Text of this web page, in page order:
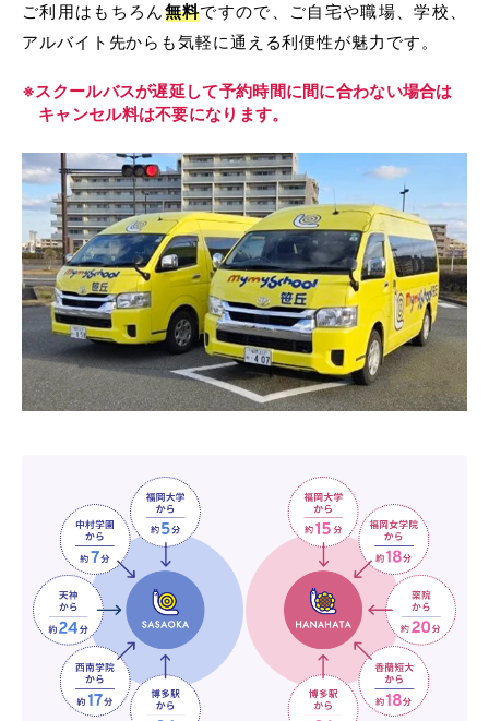
受験資格特例教習
ペーパードライバー講習
ペーパーライダー講習
免許取得までの流れ
お支払方法について
料金シミュレーション
各校紹介
マイマイスクール笹丘
ご利用はもちろん無料ですので、ご自宅や職場、学校、
アルバイト先からも気軽に通える利便性が魅力です。
※スクールバスが遅延して予約時間に間に合わない場合は
キャンセル料は不要になります。